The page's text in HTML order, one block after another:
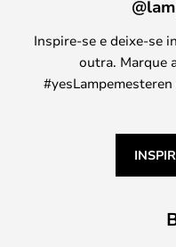
Inspire-se e deixe-se
outra. Marque